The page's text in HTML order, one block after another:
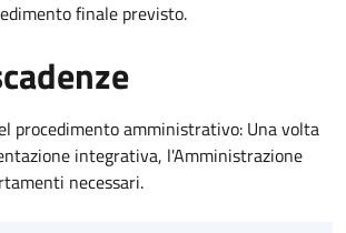
finale previsto.
procedimento amministrativo: Una volta
integrativa, l'Amministrazione
necessari.